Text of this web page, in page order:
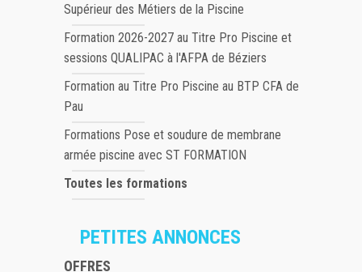
Supérieur des Métiers de la Piscine
Formation 2026-2027 au Titre Pro Piscine et
sessions QUALIPAC à l'AFPA de Béziers
Formation au Titre Pro Piscine au BTP CFA de
Pau
Formations Pose et soudure de membrane
armée piscine avec ST FORMATION
Toutes les formations
PETITES ANNONCES
OFFRES